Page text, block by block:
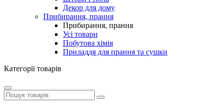
Декор для дому
Прибирання, прання
Прибирання, прання
Усі товари
Побутова хімія
Приладдя для прання та сушки
Категорії товарів